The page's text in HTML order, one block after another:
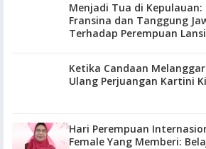
Menjadi Tua di Kepulauan:
Fransina dan Tanggung
Terhadap Perempuan
Ketika Candaan
Ulang Perjuangan Kartini
Hari Perempuan Internasional
Female Yang Memberi: